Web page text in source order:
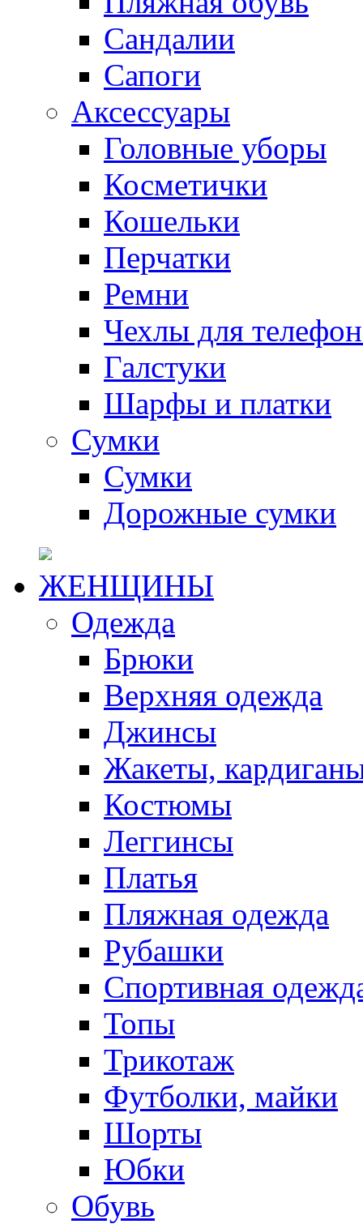
Сандалии
Сапоги
Аксессуары
Головные уборы
Косметички
Кошельки
Перчатки
Ремни
Чехлы для
Галстуки
Шарфы и платки
Сумки
Сумки
Дорожные сумки
ЖЕНЩИНЫ
Одежда
Брюки
Верхняя одежда
Джинсы
Жакеты,
Костюмы
Леггинсы
Платья
Пляжная одежда
Рубашки
Спортивная
Топы
Трикотаж
Футболки, майки
Шорты
Юбки
Обувь